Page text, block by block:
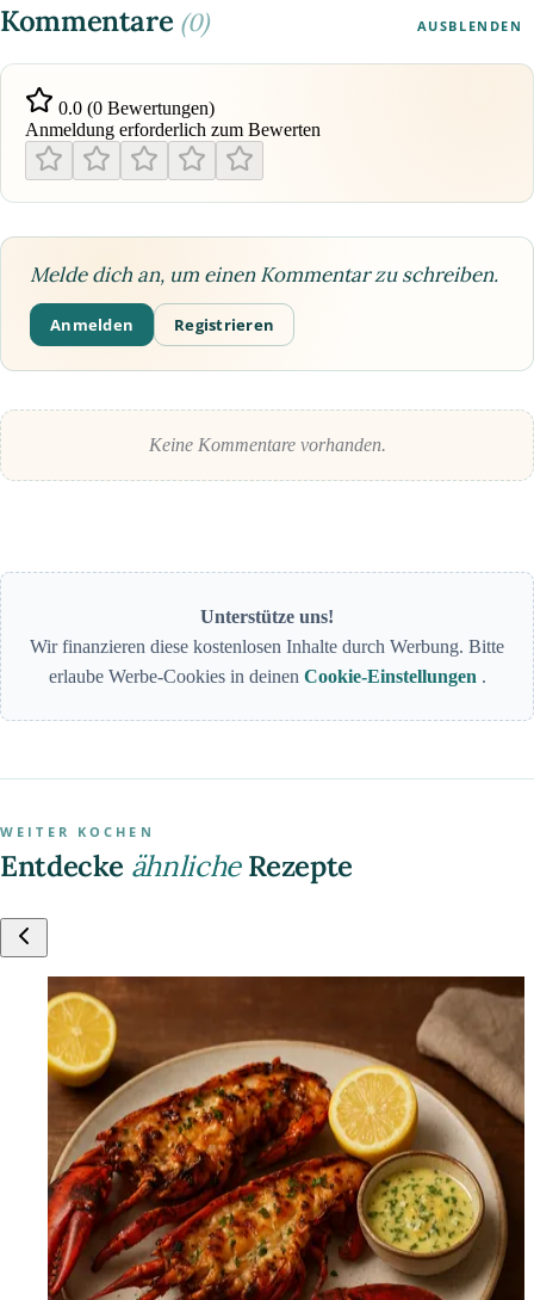
Kommentare (0) AUSBLENDEN
0.0 (0 Bewertungen)
Anmeldung erforderlich zum Bewerten
Melde dich an, um einen Kommentar zu schreiben.
Anmelden Registrieren
Keine Kommentare vorhanden.
Unterstütze uns!
Wir finanzieren diese kostenlosen Inhalte durch Werbung. Bitte
erlaube Werbe-Cookies in deinen Cookie-Einstellungen .
WEITER KOCHEN
Entdecke ähnlicheRezepte